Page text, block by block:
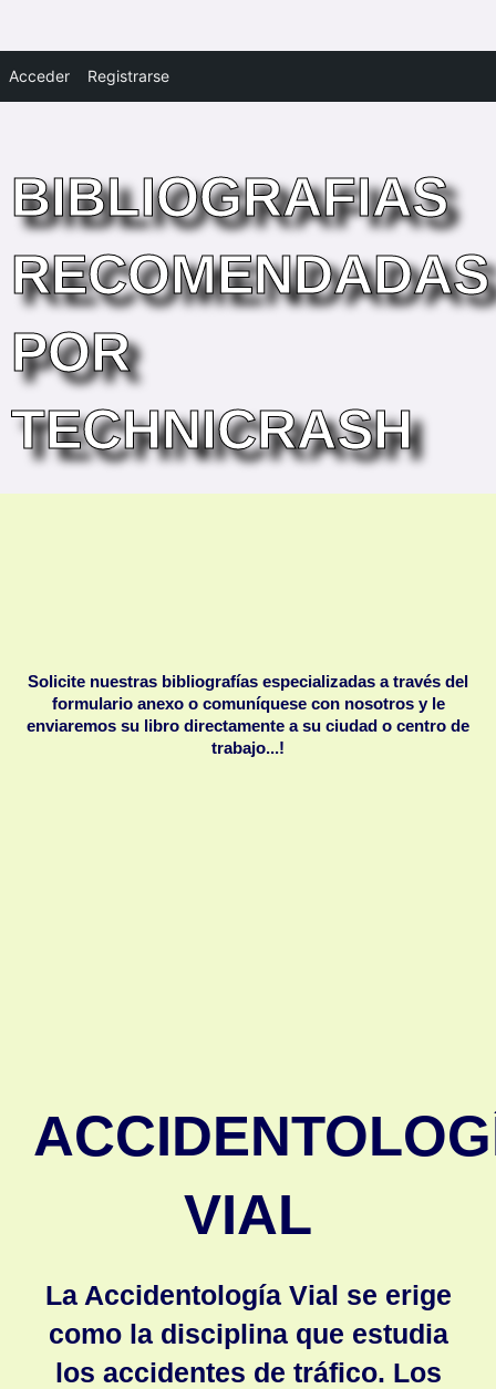
Acceder Registrarse
BIBLIOGRAFIAS
RECOMENDADAS
POR
TECHNICRASH
Solicite nuestras bibliografías especializadas a través del
formulario anexo o comuníquese con nosotros y le
enviaremos su libro directamente a su ciudad o centro de
trabajo...!
VIAL
La Accidentología Vial se erige
como la disciplina que estudia
los accidentes de tráfico. Los